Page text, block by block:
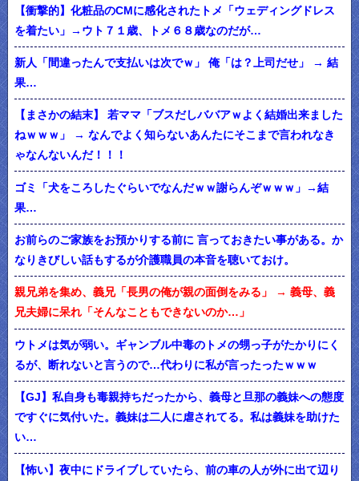
【衝撃的】化粧品のCMに感化されたトメ「ウェディングドレス
を着たい」→ウト７１歳、トメ６８歳なのだが…
新人「間違ったんで支払いは次でｗ」 俺「は？上司だせ」 → 結
果…
【まさかの結末】 若ママ「ブスだしババアｗよく結婚出来ました
ねｗｗｗ」 → なんでよく知らないあんたにそこまで言われなき
ゃなんないんだ！！！
ゴミ「犬をころしたぐらいでなんだｗｗ謝らんぞｗｗｗ」→結
果…
お前らのご家族をお預かりする前に 言っておきたい事がある。か
なりきびしい話もするが介護職員の本音を聴いておけ。
親兄弟を集め、義兄「長男の俺が親の面倒をみる」 → 義母、義
兄夫婦に呆れ「そんなこともできないのか…」
ウトメは気が弱い。ギャンブル中毒のトメの甥っ子がたかりにく
るが、断れないと言うので…代わりに私が言ったったｗｗｗ
【GJ】私自身も毒親持ちだったから、義母と旦那の義妹への態度
ですぐに気付いた。義妹は二人に虐されてる。私は義妹を助けた
い…
【怖い】夜中にドライブしていたら、前の車の人が外に出て辺り